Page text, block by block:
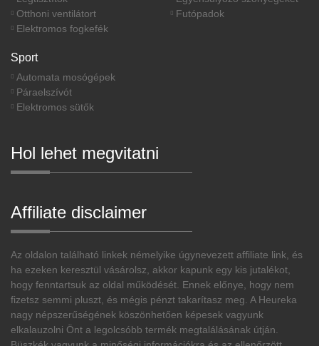
Otthoni ventilátort
Elektromos fogkefék
Futópadok
Sport
Automata mosógépek
Páraelszívót
Elektromos sütők
Hol lehet megvitatni
Affiliate disclaimer
Az oldalon található linkek némelyike úgynevezett affiliate link, és
ha ezeken keresztül vásárolsz, akkor kapunk egy kis jutalékot,
hogy fenntartsuk az oldal működését. Ennek előnye, hogy nem
fizetsz semmi pluszt, és mégis pénzt takarítasz meg. A Heureka
nagy népszerűségének köszönhetően képesek vagyunk
elkalauzolni Önt a legolcsóbb termék megtalálásának útján.